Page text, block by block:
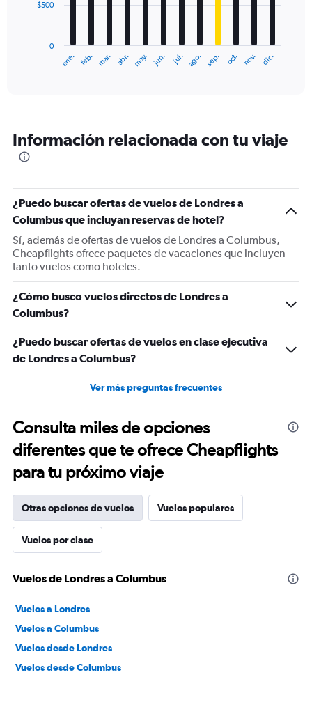
The
categories.
The
Y
axis
displaying
values.
Range:
0
1500.
ene. feb. mar. abr. may. jun. jul. ago. sep. oct. nov. dic.
0
$500
Información relacionada con tu viaje
¿Puedo buscar ofertas de vuelos de Londres a
Columbus que incluyan reservas de hotel?
Sí, además de ofertas de vuelos de Londres a Columbus,
Cheapflights ofrece paquetes de vacaciones que incluyen
tanto vuelos como hoteles.
¿Cómo busco vuelos directos de Londres a
Columbus?
¿Puedo buscar ofertas de vuelos en clase ejecutiva
de Londres a Columbus?
Ver más preguntas frecuentes
Consulta miles de opciones
diferentes que te ofrece Cheapflights
para tu próximo viaje
Otras opciones de vuelos Vuelos populares
Vuelos por clase
Vuelos de Londres a Columbus
Vuelos a Londres
Vuelos a Columbus
Vuelos desde Londres
Vuelos desde Columbus